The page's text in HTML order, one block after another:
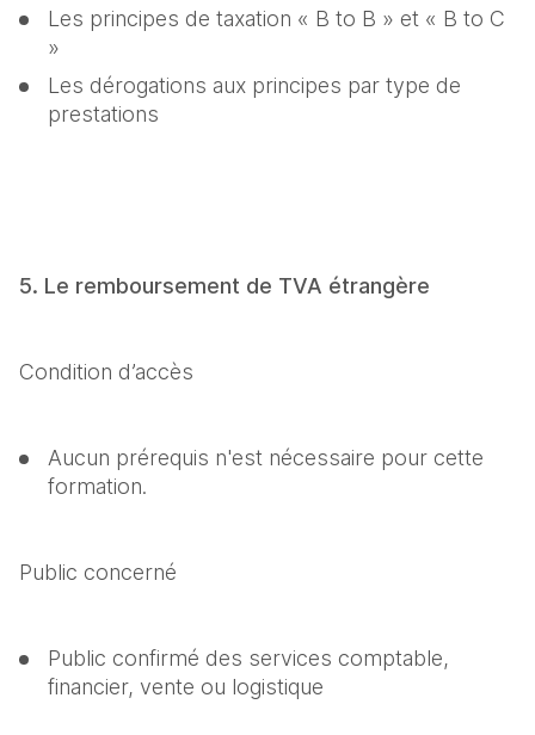
Les principes de taxation « B to B » et « B to C
»
Les dérogations aux principes par type de
prestations
5. Le remboursement de TVA étrangère
Condition d’accès
Aucun prérequis n'est nécessaire pour cette
formation.
Public concerné
Public confirmé des services comptable,
financier, vente ou logistique